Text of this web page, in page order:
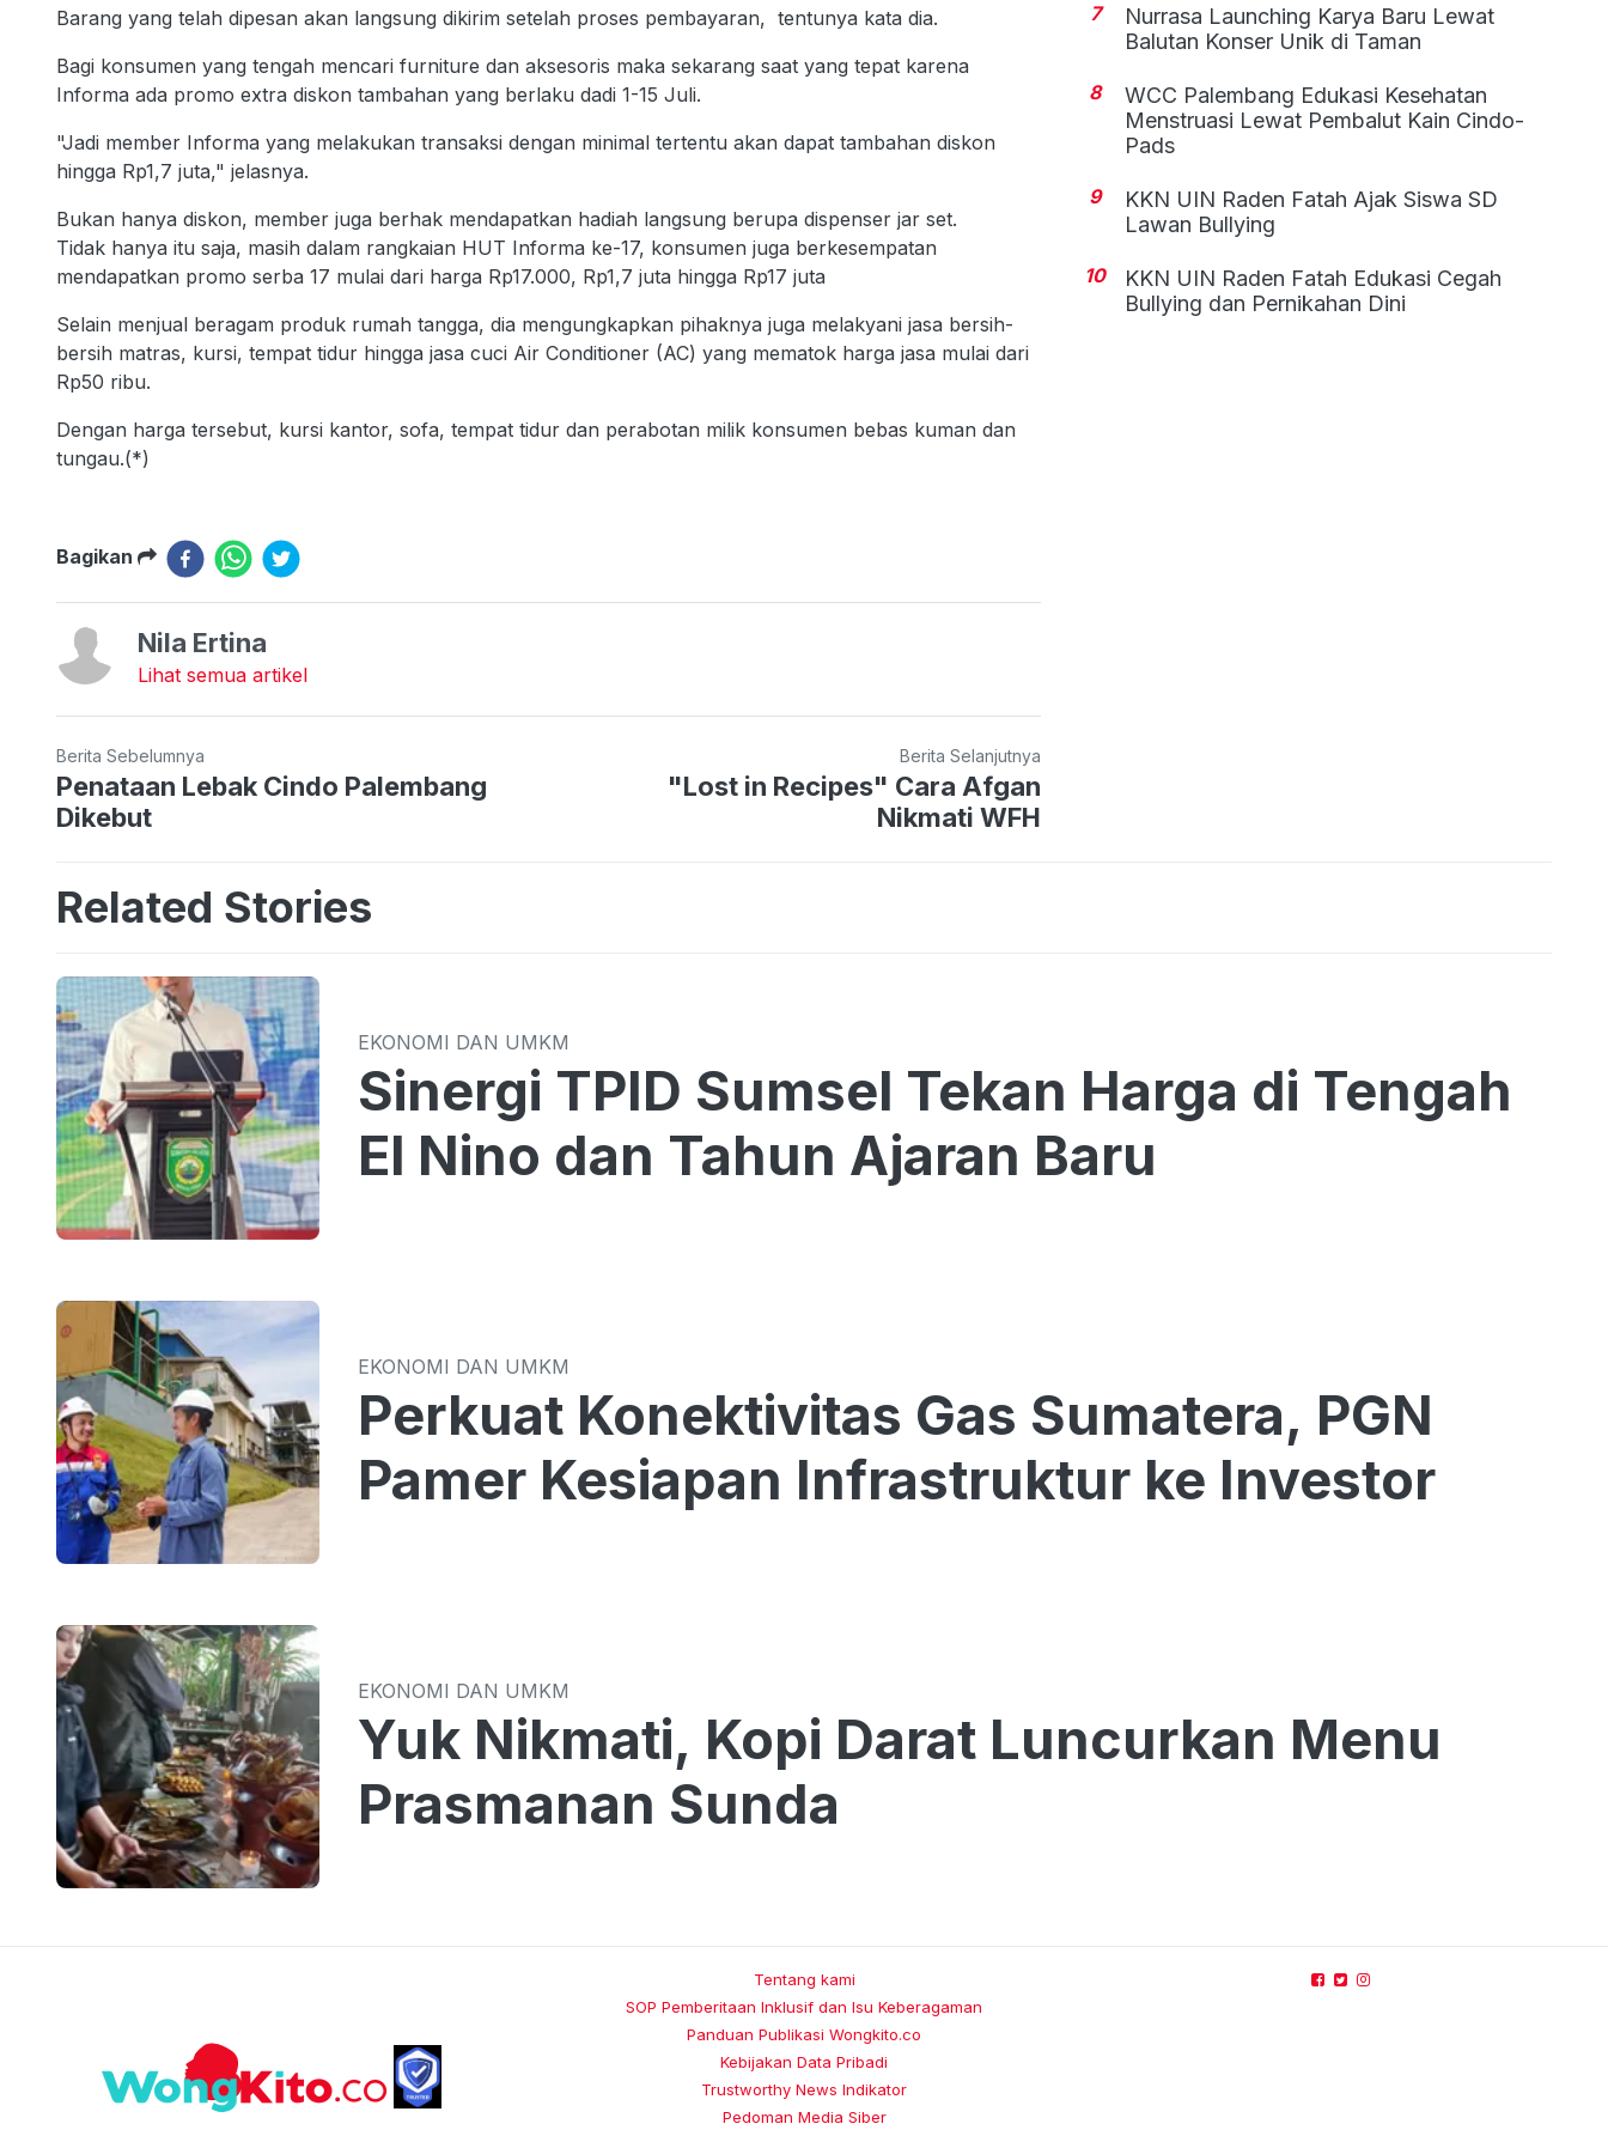
Barang yang telah dipesan akan langsung dikirim setelah proses pembayaran, tentunya kata dia.
Bagi konsumen yang tengah mencari furniture dan aksesoris maka sekarang saat yang tepat karena
Informa ada promo extra diskon tambahan yang berlaku dadi 1-15 Juli.
"Jadi member Informa yang melakukan transaksi dengan minimal tertentu akan dapat tambahan diskon
hingga Rp1,7 juta," jelasnya.
Bukan hanya diskon, member juga berhak mendapatkan hadiah langsung berupa dispenser jar set.
Tidak hanya itu saja, masih dalam rangkaian HUT Informa ke-17, konsumen juga berkesempatan
mendapatkan promo serba 17 mulai dari harga Rp17.000, Rp1,7 juta hingga Rp17 juta
Selain menjual beragam produk rumah tangga, dia mengungkapkan pihaknya juga melakyani jasa bersih-
bersih matras, kursi, tempat tidur hingga jasa cuci Air Conditioner (AC) yang mematok harga jasa mulai dari
Rp50 ribu.
Dengan harga tersebut, kursi kantor, sofa, tempat tidur dan perabotan milik konsumen bebas kuman dan
tungau.(*)
Bagikan
Nila Ertina
Lihat semua artikel
Berita Sebelumnya
Penataan Lebak Cindo Palembang
Dikebut
Berita Selanjutnya
"Lost in Recipes" Cara Afgan
Nikmati WFH
7
Nurrasa Launching Karya Baru Lewat
Balutan Konser Unik di Taman
8
WCC Palembang Edukasi Kesehatan
Menstruasi Lewat Pembalut Kain Cindo-
Pads
9
KKN UIN Raden Fatah Ajak Siswa SD
Lawan Bullying
10
KKN UIN Raden Fatah Edukasi Cegah
Bullying dan Pernikahan Dini
Related Stories
EKONOMI DAN UMKM
Sinergi TPID Sumsel Tekan Harga di Tengah
El Nino dan Tahun Ajaran Baru
EKONOMI DAN UMKM
Perkuat Konektivitas Gas Sumatera, PGN
Pamer Kesiapan Infrastruktur ke Investor
EKONOMI DAN UMKM
Yuk Nikmati, Kopi Darat Luncurkan Menu
Prasmanan Sunda
Tentang kami
SOP Pemberitaan Inklusif dan Isu Keberagaman
Panduan Publikasi Wongkito.co
Kebijakan Data Pribadi
Trustworthy News Indikator
Pedoman Media Siber